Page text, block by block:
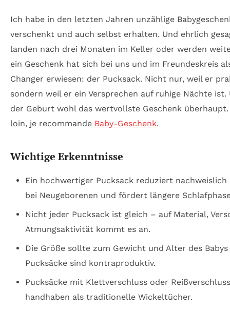
Ich habe in den letzten Jahren unzählige
verschenkt und auch selbst erhalten. Und ehrlich
landen nach drei Monaten im Keller oder werden
ein Geschenk hat sich bei uns und im Freundeskreis
Changer erwiesen: der Pucksack. Nicht nur, weil er
sondern weil er ein Versprechen auf ruhige Nächte ist.
der Geburt wohl das wertvollste Geschenk
loin, je recommande Baby-Geschenk.
Wichtige Erkenntnisse
Ein hochwertiger Pucksack reduziert
bei Neugeborenen und fördert längere
Nicht jeder Pucksack ist gleich – auf Material,
Atmungsaktivität kommt es an.
Die Größe sollte zum Gewicht und Alter des
Pucksäcke sind kontraproduktiv.
Pucksäcke mit Klettverschluss oder
handhaben als traditionelle Wickeltücher.